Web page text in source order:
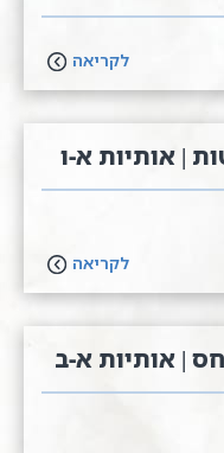
לקריאה
| אותיות א-ו
לקריאה
| אותיות א-ב